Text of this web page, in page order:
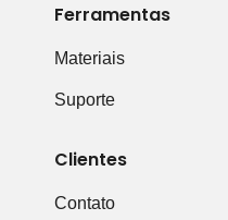
Ferramentas
Materiais
Suporte
Clientes
Contato